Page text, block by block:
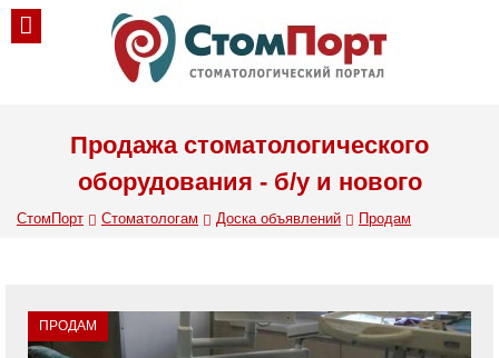
Продажа стоматологического
оборудования - б/у и нового
СтомПорт Стоматологам Доска объявлений Продам
ПРОДАМ